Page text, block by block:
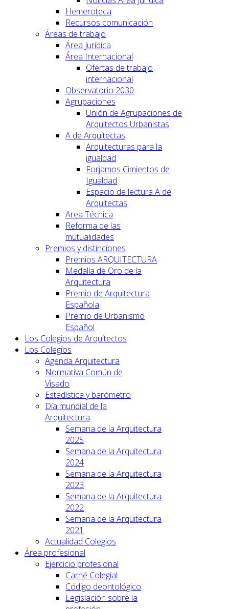
Hemeroteca
Recursos comunicación
Áreas de trabajo
Área Jurídica
Área Internacional
Ofertas de trabajo
internacional
Observatorio 2030
Agrupaciones
Unión de Agrupaciones de
Arquitectos Urbanistas
A de Arquitectas
Arquitecturas para la
igualdad
Forjamos Cimientos de
Igualdad
Espacio de lectura A de
Arquitectas
Area Técnica
Reforma de las
mutualidades
Premios y distinciones
Premios ARQUITECTURA
Medalla de Oro de la
Arquitectura
Premio de Arquitectura
Española
Premio de Urbanismo
Español
Los Colegios de Arquitectos
Los Colegios
Agenda Arquitectura
Normativa Común de
Visado
Estadística y barómetro
Día mundial de la
Arquitectura
Semana de la Arquitectura
2025
Semana de la Arquitectura
2024
Semana de la Arquitectura
2023
Semana de la Arquitectura
2022
Semana de la Arquitectura
2021
Actualidad Colegios
Área profesional
Ejercicio profesional
Carné Colegial
Código deontológico
Legislación sobre la